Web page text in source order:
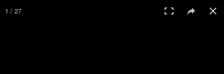
1 / 27